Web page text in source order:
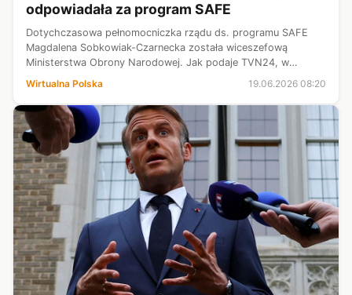
odpowiadała za program SAFE
Dotychczasowa pełnomocniczka rządu ds. programu SAFE
Magdalena Sobkowiak-Czarnecka została wiceszefową
Ministerstwa Obrony Narodowej. Jak podaje TVN24, w
resorcie ma zajmować się zakupami dla armii.
Wirtualna Polska 19.06.2026 08:20